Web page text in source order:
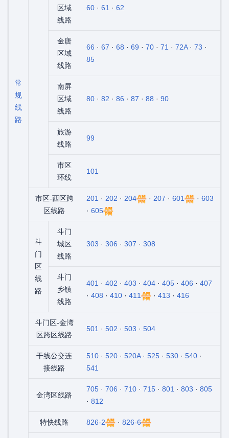
常
规
线
路
区域
线路
60 · 61 · 62
金唐
区域
线路
66 · 67 · 68 · 69 · 70 · 71 · 72A· 73 ·
85
南屏
区域
线路
80 · 82 · 86 · 87 · 88 · 90
旅游
线路
99
市区
环线
101
市区-西区跨
区线路
201 · 202 · 204 · 207 · 601 · 603
· 605
斗
门
区
线
路
斗门
城区
线路
303 · 306 · 307 · 308
斗门
乡镇
线路
401 · 402 · 403 · 404 · 405 · 406 · 407
· 408 · 410 · 411 · 413 · 416
斗门区-金湾
区跨区线路
501 · 502 · 503 · 504
干线公交连
接线路
510 · 520 · 520A· 525 · 530 · 540 ·
541
金湾区线路
705 · 706 · 710 · 715 · 801 · 803 · 805
· 812
特快线路 826-2 · 826-6